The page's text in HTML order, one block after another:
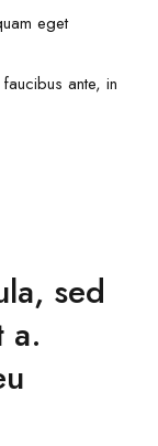
eget
ante, in
sed
a.